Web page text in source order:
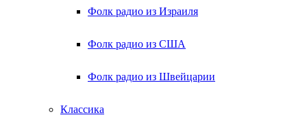
Фолк радио из Израиля
Фолк радио из США
Фолк радио из Швейцарии
Классика